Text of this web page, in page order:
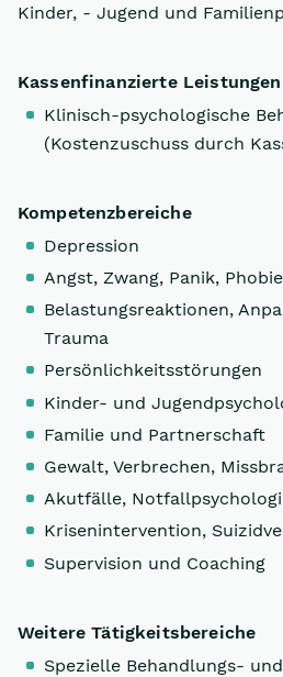
Kinder, - Jugend und
Kassenfinanzierte Leistungen
Klinisch-psychologische
(Kostenzuschuss durch
Kompetenzbereiche
Depression
Angst, Zwang, Panik, Phobie
Belastungsreaktionen,
Trauma
Persönlichkeitsstörungen
Kinder- und
Familie und Partnerschaft
Gewalt, Verbrechen,
Akutfälle,
Krisenintervention,
Supervision und Coaching
Weitere Tätigkeitsbereiche
Spezielle Behandlungs-